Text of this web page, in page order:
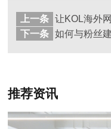
上一条
下一条
推荐资讯